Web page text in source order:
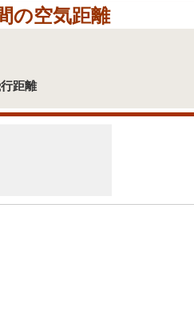
の空気距離
距離